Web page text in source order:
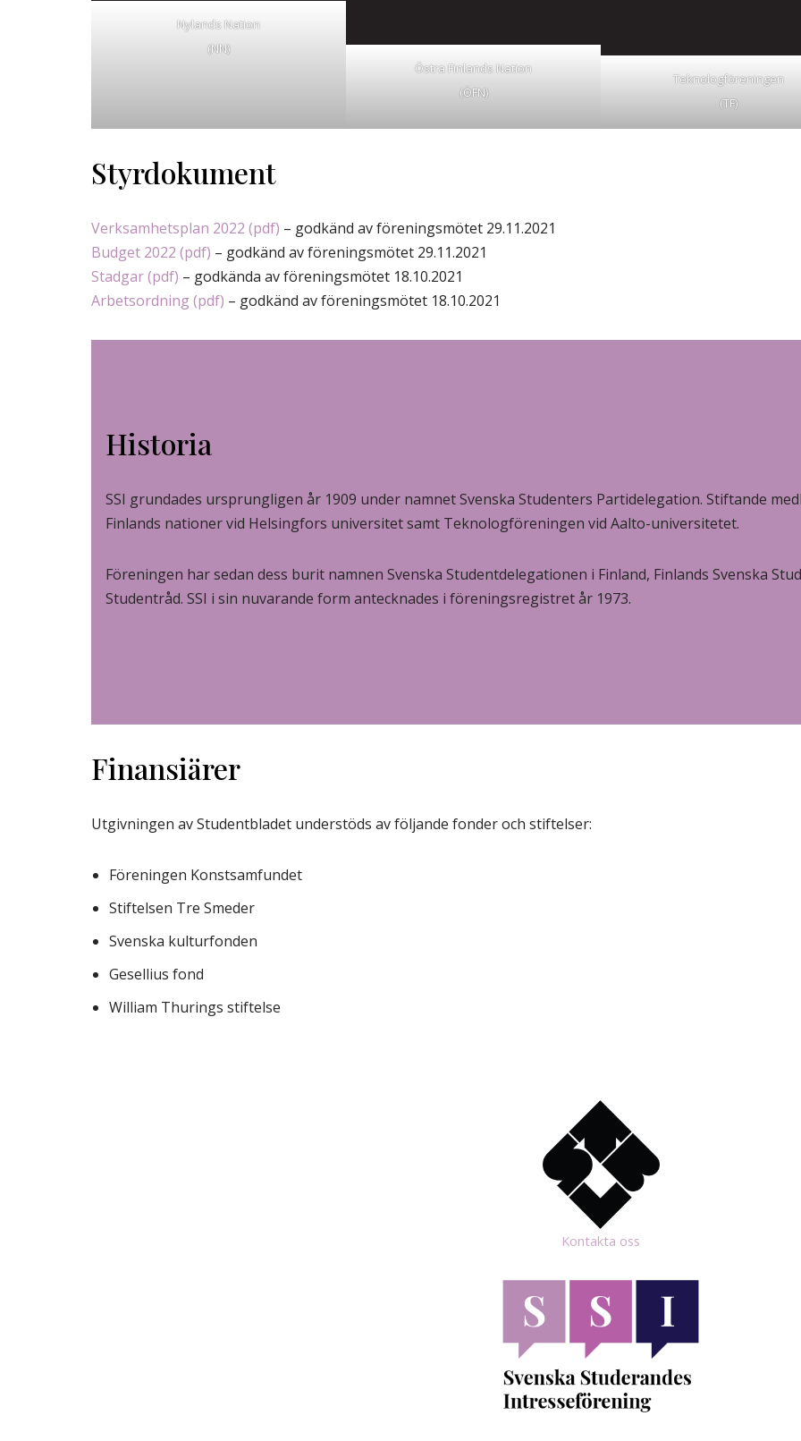
Nylands Nation
(NN)
Östra Finlands Nation
(ÖFN)
Teknologföreningen
(TF)
Styrdokument
Verksamhetsplan 2022 (pdf) – godkänd av föreningsmötet 29.11.2021
Budget 2022 (pdf) – godkänd av föreningsmötet 29.11.2021
Stadgar (pdf) – godkända av föreningsmötet 18.10.2021
Arbetsordning (pdf) – godkänd av föreningsmötet 18.10.2021
Historia
SSI grundades ursprungligen år 1909 under namnet Svenska Studenters Partidelegation. Stiftande
Finlands nationer vid Helsingfors universitet samt Teknologföreningen vid Aalto-universitetet.
Föreningen har sedan dess burit namnen Svenska Studentdelegationen i Finland, Finlands Svenska
Studentråd. SSI i sin nuvarande form antecknades i föreningsregistret år 1973.
Finansiärer
Utgivningen av Studentbladet understöds av följande fonder och stiftelser:
Föreningen Konstsamfundet
Stiftelsen Tre Smeder
Svenska kulturfonden
Gesellius fond
William Thurings stiftelse
Kontakta oss